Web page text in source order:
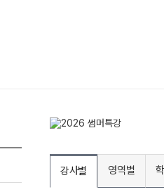
N Class
수준별 맞춤합격시스템
2027 파이널 정규반
과목
Fit
강사별 영역별